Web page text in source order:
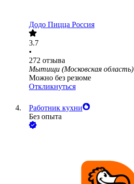
Додо Пицца Россия
3.7
•
272 отзыва
Мытищи (Московская область)
Можно без резюме
Откликнуться
Работник кухни
Без опыта